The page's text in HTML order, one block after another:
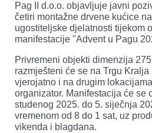
Pag II d.o.o. objavljuje javni
četiri montažne drvene kućice
ugostiteljske djelatnosti tijekom
manifestacije "Advent u Pagu
Privremeni objekti dimenzija
razmješteni će se na Trgu Kralja
vjerojatno i na drugim
organizator. Manifestacija će se
studenog 2025. do 5. siječnja
vremenom od 8 do 1 sat, uz
vikenda i blagdana.